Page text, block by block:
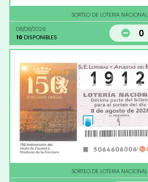
SORTEO DE LOTERIA NACIONAL
08/08/2026
10 DISPONIBLES 0
SORTEO DE LOTERIA NACIONAL